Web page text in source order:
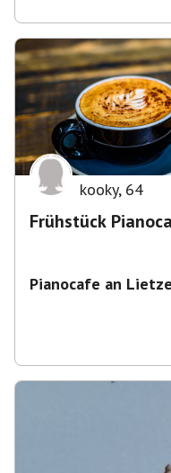
kooky, 64
Frühstück
Pianocafe an